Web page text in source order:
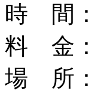
時 間
料 金
場 所